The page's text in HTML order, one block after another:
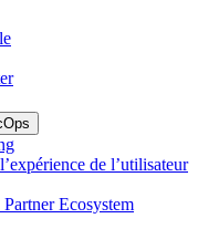
de l’utilisateur
Ecosystem